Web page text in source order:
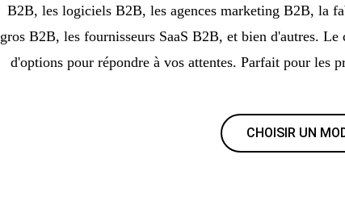
B2B, les logiciels B2B, les agences marketing B2B, la
gros B2B, les fournisseurs SaaS B2B, et bien d'autres.
d'options pour répondre à vos attentes. Parfait pour les
CHOISIR UN